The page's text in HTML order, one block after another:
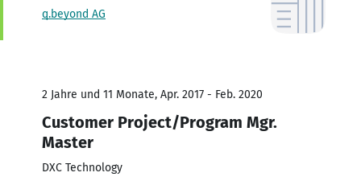
q.beyond AG
2 Jahre und 11 Monate, Apr. 2017 - Feb. 2020
Customer Project/Program Mgr.
Master
DXC Technology